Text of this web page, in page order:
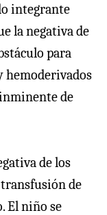
integrante
la negativa de
para
hemoderivados
de
de los
de
El niño se